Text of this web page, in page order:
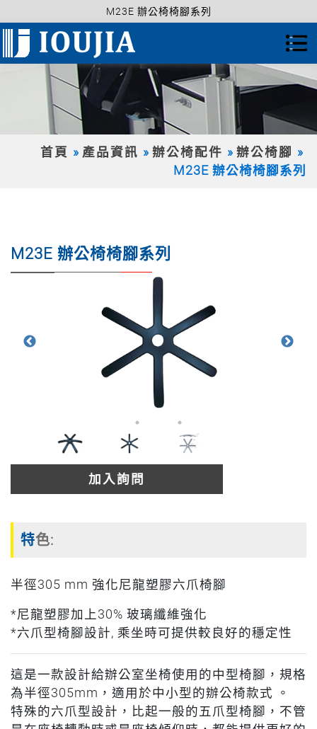
M23E 辦公椅椅腳系列
首頁 產品資訊 辦公椅配件
辦公椅腳
M23E 辦公椅椅腳系列
M23E 辦公椅椅腳系列
加入詢問
特色:
半徑305 mm 強化尼龍塑膠六爪椅腳
*尼龍塑膠加上30% 玻璃纖維強化
*六爪型椅腳設計, 乘坐時可提供較良好的穩定性
這是一款設計給辦公室坐椅使用的中型椅腳，規格
為半徑305mm，適用於中小型的辦公椅款式 。
特殊的六爪型設計，比起一般的五爪型椅腳，不管